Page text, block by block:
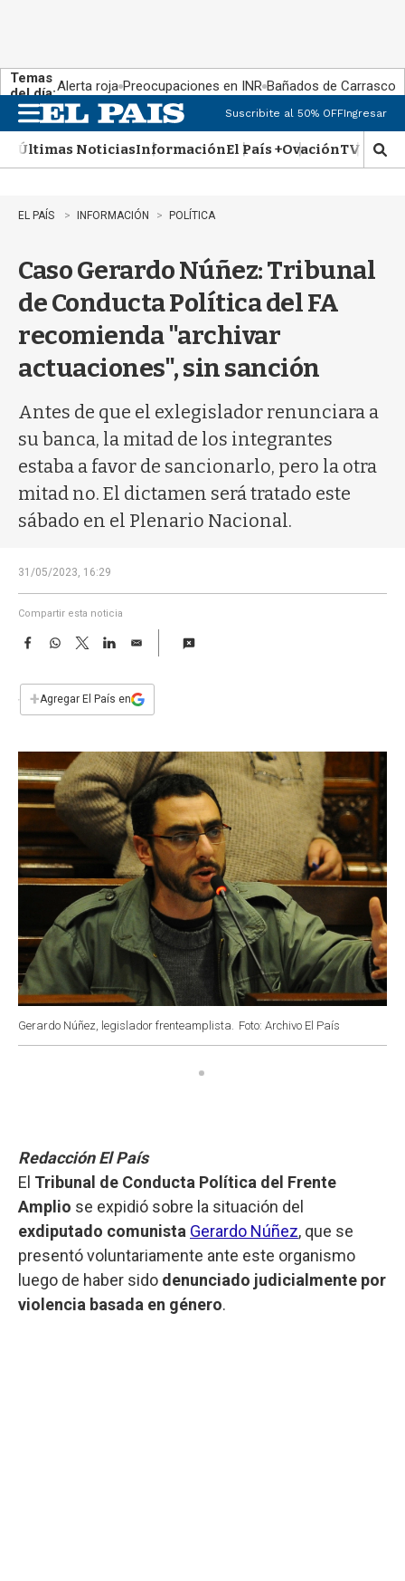
Temas
del día:Alerta roja Preocupaciones en INR Bañados de Carrasco
n
u
Suscribite al 50% OFFIngresar
Últimas NoticiasInformaciónEl País +OvaciónTV Show
M
o
EL PAÍS INFORMACIÓN POLÍTICA
Caso Gerardo Núñez: Tribunal
de Conducta Política del FA
recomienda "archivar
actuaciones", sin sanción
Antes de que el exlegislador renunciara a
su banca, la mitad de los integrantes
estaba a favor de sancionarlo, pero la otra
mitad no. El dictamen será tratado este
sábado en el Plenario Nacional.
31/05/2023, 16:29
Compartir esta noticia
F
e
b
k
W
s
p
T
w
t
L
n
E
i
l
+Agregar El País en
Gerardo Núñez, legislador frenteamplista. Foto: Archivo El País
Redacción El País
El Tribunal de Conducta Política del Frente
Amplio se expidió sobre la situación del
exdiputado comunista Gerardo Núñez, que se
presentó voluntariamente ante este organismo
luego de haber sido denunciado judicialmente por
violencia basada en género.